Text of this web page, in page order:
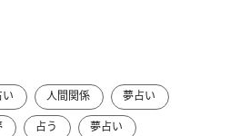
い 人間関係
夢占い
占う 夢占い